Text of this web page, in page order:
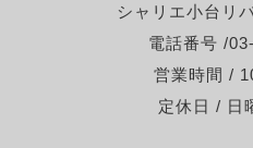
シャリエ小台リ
電話番号 /
営業時間 /
定休日 / 日